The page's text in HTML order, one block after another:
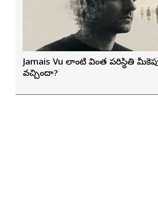
Jamais Vu లాంటి వింత పరిస్థితి
వచ్చిందా?